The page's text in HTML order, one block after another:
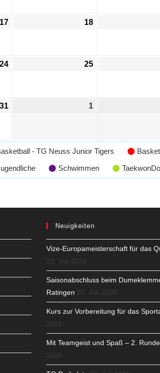
17 18
24 25
31 1
- TG Neuss Junior Tigers
Schwimmen TaekwonDo
Neuigkeiten
Vize-Europameisterschaft für das
28. Juli 2026
Saisonabschluss beim
Ratingen 20. Juli 2026
Kurs zur Vorbereitung für das
2026
Mit Teamgeist und Spaß – 2.
2026